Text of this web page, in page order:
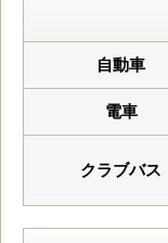
自動車
電車
クラブバス